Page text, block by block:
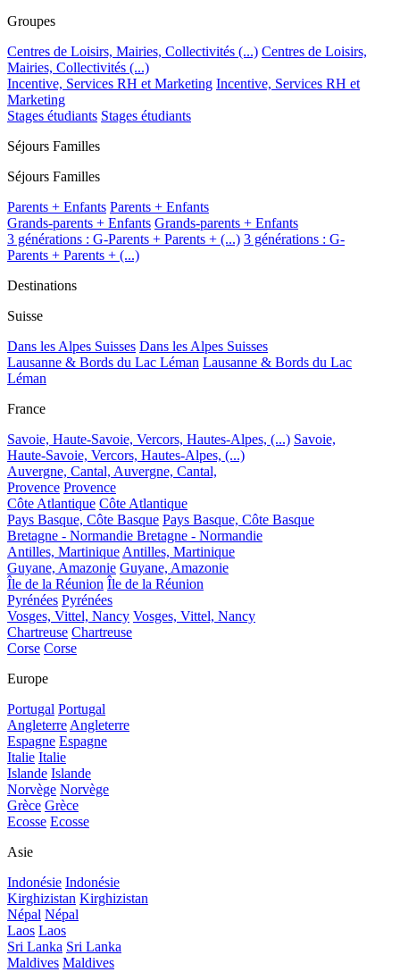
Groupes
Centres de Loisirs, Mairies, Collectivités (...) Centres de Loisirs,
Mairies, Collectivités (...)
Incentive, Services RH et Marketing Incentive, Services RH et
Marketing
Stages étudiants Stages étudiants
Séjours Familles
Séjours Familles
Parents + Enfants Parents + Enfants
Grands-parents + Enfants Grands-parents + Enfants
3 générations : G-Parents + Parents + (...) 3 générations : G-
Parents + Parents + (...)
Destinations
Suisse
Dans les Alpes Suisses Dans les Alpes Suisses
Lausanne & Bords du Lac Léman Lausanne & Bords du Lac
Léman
France
Savoie, Haute-Savoie, Vercors, Hautes-Alpes, (...) Savoie,
Haute-Savoie, Vercors, Hautes-Alpes, (...)
Auvergne, Cantal, Auvergne, Cantal,
Provence Provence
Côte Atlantique Côte Atlantique
Pays Basque, Côte Basque Pays Basque, Côte Basque
Bretagne - Normandie Bretagne - Normandie
Antilles, MartiniqueAntilles, Martinique
Guyane, Amazonie Guyane, Amazonie
Île de la Réunion Île de la Réunion
Pyrénées Pyrénées
Vosges, Vittel, Nancy Vosges, Vittel, Nancy
Chartreuse Chartreuse
Corse Corse
Europe
Portugal Portugal
AngleterreAngleterre
Espagne Espagne
Italie Italie
Islande Islande
Norvège Norvège
Grèce Grèce
Ecosse Ecosse
Asie
Indonésie Indonésie
Kirghizistan Kirghizistan
Népal Népal
Laos Laos
Sri Lanka Sri Lanka
Maldives Maldives